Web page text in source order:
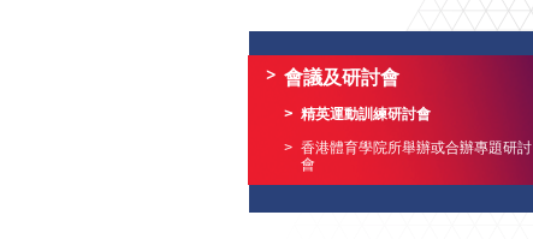
會議及研討會
精英運動訓練研討會
香港體育學院所舉辦或合辦專題研討
會